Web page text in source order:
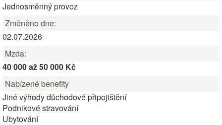
Jednosměnný provoz
Změněno dne:
02.07.2026
Mzda:
40 000 až 50 000 Kč
Nabízené benefity
Jiné výhody důchodové připojištění
Podnikové stravování
Ubytování